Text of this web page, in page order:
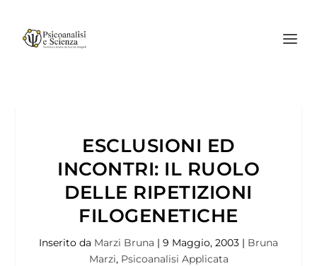
ESCLUSIONI ED
INCONTRI: IL RUOLO
DELLE RIPETIZIONI
FILOGENETICHE
Inserito da Marzi Bruna | 9 Maggio, 2003 | Bruna
Marzi, Psicoanalisi Applicata